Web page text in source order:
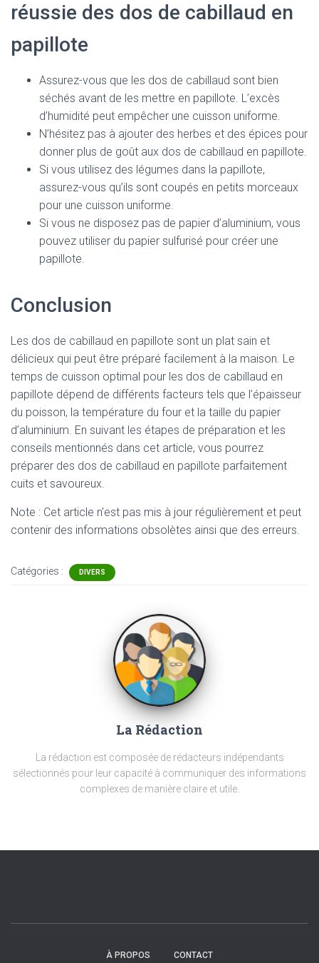
réussie des dos de cabillaud en
papillote
Assurez-vous que les dos de cabillaud sont bien
séchés avant de les mettre en papillote. L’excès
d’humidité peut empêcher une cuisson uniforme.
N’hésitez pas à ajouter des herbes et des épices pour
donner plus de goût aux dos de cabillaud en papillote.
Si vous utilisez des légumes dans la papillote,
assurez-vous qu’ils sont coupés en petits morceaux
pour une cuisson uniforme.
Si vous ne disposez pas de papier d’aluminium, vous
pouvez utiliser du papier sulfurisé pour créer une
papillote.
Conclusion
Les dos de cabillaud en papillote sont un plat sain et
délicieux qui peut être préparé facilement à la maison. Le
temps de cuisson optimal pour les dos de cabillaud en
papillote dépend de différents facteurs tels que l’épaisseur
du poisson, la température du four et la taille du papier
d’aluminium. En suivant les étapes de préparation et les
conseils mentionnés dans cet article, vous pourrez
préparer des dos de cabillaud en papillote parfaitement
cuits et savoureux.
Note : Cet article n'est pas mis à jour régulièrement et peut
contenir des informations obsolètes ainsi que des erreurs.
Catégories : DIVERS
La Rédaction
La rédaction est composée de rédacteurs indépendants
sélectionnés pour leur capacité à communiquer des informations
complexes de manière claire et utile.
À PROPOS CONTACT